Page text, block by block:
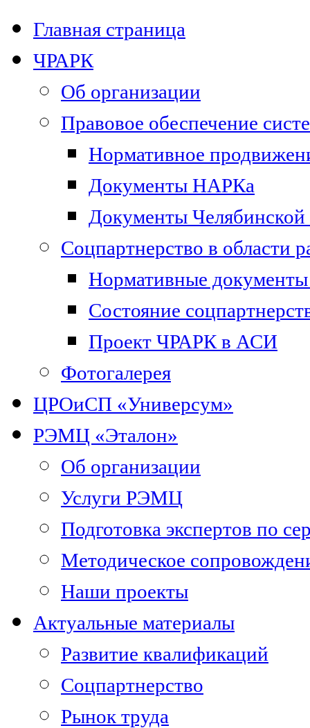
Главная страница
ЧРАРК
Об организации
Правовое обеспечение
Нормативное
Документы НАРКа
Документы Челябинской
Соцпартнерство в области
Нормативные документы
Состояние
Проект ЧРАРК в АСИ
Фотогалерея
ЦРОиСП «Универсум»
РЭМЦ «Эталон»
Об организации
Услуги РЭМЦ
Подготовка экспертов по
Методическое
Наши проекты
Актуальные материалы
Развитие квалификаций
Соцпартнерство
Рынок труда